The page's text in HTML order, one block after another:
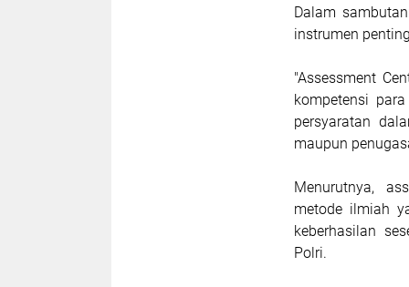
Dalam
instrumen
"Assessment
kompetensi
persyaratan
maupun
Menurutnya,
metode ilmiah
keberhasilan
Polri.